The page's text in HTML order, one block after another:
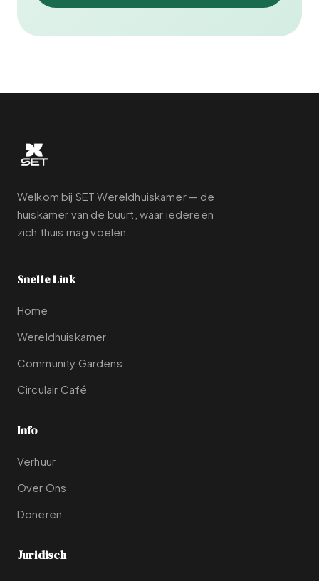
Welkom bij SET Wereldhuiskamer — de
huiskamer van de buurt, waar iedereen
zich thuis mag voelen.
Snelle Link
Home
Wereldhuiskamer
Community Gardens
Circulair Café
Info
Verhuur
Over Ons
Doneren
Juridisch